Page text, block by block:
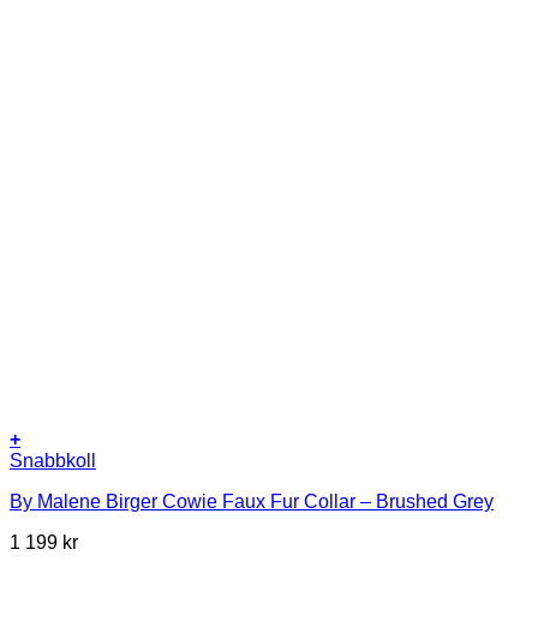
+
Snabbkoll
By Malene Birger Cowie Faux Fur Collar – Brushed Grey
1 199 kr